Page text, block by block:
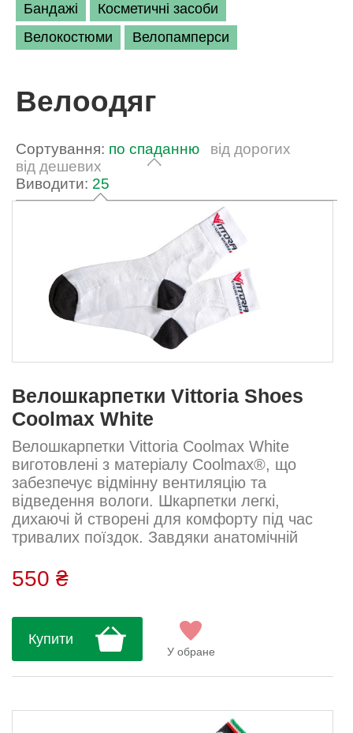
Бандажі
Косметичні засоби
Велокостюми
Велопамперси
Велоодяг
Сортування: по спаданню
від дорогих
від дешевих
Виводити: 25
Велошкарпетки Vittoria Shoes
Coolmax White
Велошкарпетки Vittoria Coolmax White
виготовлені з матеріалу Coolmax®, що
забезпечує відмінну вентиляцію та
відведення вологи. Шкарпетки легкі,
дихаючі й створені для комфорту під час
тривалих поїздок. Завдяки анатомічній
запобігають натиранню....
550 ₴
Купити
У обране